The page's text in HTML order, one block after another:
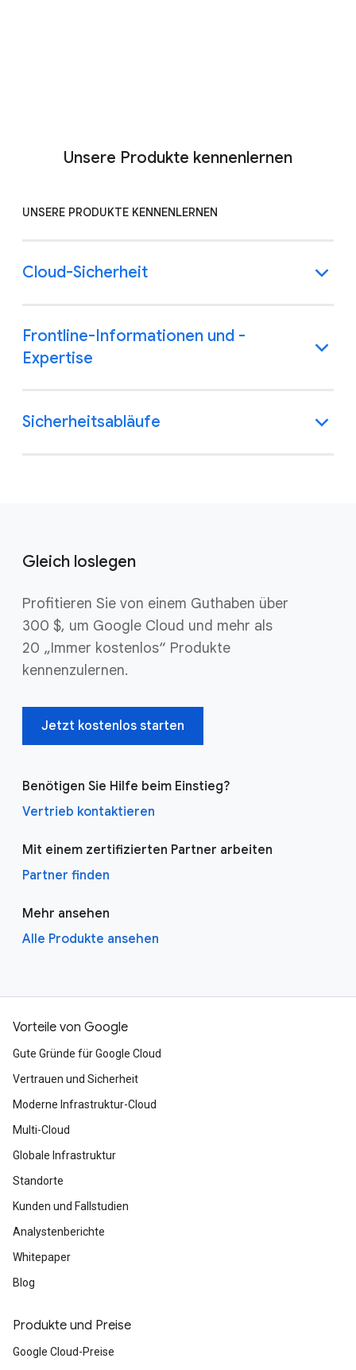
Unsere Produkte kennenlernen
UNSERE PRODUKTE KENNENLERNEN
Cloud-Sicherheit
Frontline-Informationen und -
Expertise
Sicherheitsabläufe
Gleich loslegen
Profitieren Sie von einem Guthaben über
300 $, um Google Cloud und mehr als
20 „Immer kostenlos“ Produkte
kennenzulernen.
Jetzt kostenlos starten
Benötigen Sie Hilfe beim Einstieg?
Vertrieb kontaktieren
Mit einem zertifizierten Partner arbeiten
Partner finden
Mehr ansehen
Alle Produkte ansehen
Vorteile von Google
Gute Gründe für Google Cloud
Vertrauen und Sicherheit
Moderne Infrastruktur-Cloud
Multi-Cloud
Globale Infrastruktur
Standorte
Kunden und Fallstudien
Analystenberichte
Whitepaper
Blog
Produkte und Preise
Google Cloud-Preise